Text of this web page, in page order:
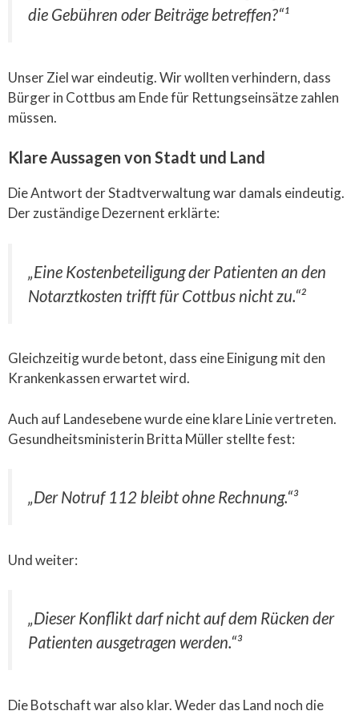
die Gebühren oder Beiträge betreffen?“¹
Unser Ziel war eindeutig. Wir wollten verhindern, dass
Bürger in Cottbus am Ende für Rettungseinsätze zahlen
müssen.
Klare Aussagen von Stadt und Land
Die Antwort der Stadtverwaltung war damals eindeutig.
Der zuständige Dezernent erklärte:
„Eine Kostenbeteiligung der Patienten an den
Notarztkosten trifft für Cottbus nicht zu.“²
Gleichzeitig wurde betont, dass eine Einigung mit den
Krankenkassen erwartet wird.
Auch auf Landesebene wurde eine klare Linie vertreten.
Gesundheitsministerin Britta Müller stellte fest:
„Der Notruf 112 bleibt ohne Rechnung.“³
Und weiter:
„Dieser Konflikt darf nicht auf dem Rücken der
Patienten ausgetragen werden.“³
Die Botschaft war also klar. Weder das Land noch die